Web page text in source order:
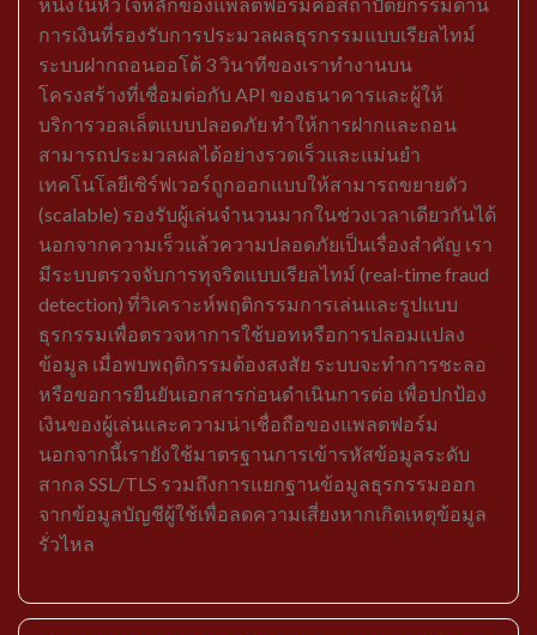
การเงินที่รองรับการประมวลผลธุรกรรมแบบเรียลไทม์
ระบบฝากถอนออโต้ 3 วินาทีของเราทำงานบน
โครงสร้างที่เชื่อมต่อกับ API ของธนาคารและผู้ให้
บริการวอลเล็ตแบบปลอดภัย ทำให้การฝากและถอน
สามารถประมวลผลได้อย่างรวดเร็วและแม่นยำ
เทคโนโลยีเซิร์ฟเวอร์ถูกออกแบบให้สามารถขยายตัว
(scalable) รองรับผู้เล่นจำนวนมากในช่วงเวลาเดียวกันได้
นอกจากความเร็วแล้วความปลอดภัยเป็นเรื่องสำคัญ เรา
มีระบบตรวจจับการทุจริตแบบเรียลไทม์ (real-time fraud
detection) ที่วิเคราะห์พฤติกรรมการเล่นและรูปแบบ
ธุรกรรมเพื่อตรวจหาการใช้บอทหรือการปลอมแปลง
ข้อมูล เมื่อพบพฤติกรรมต้องสงสัย ระบบจะทำการชะลอ
หรือขอการยืนยันเอกสารก่อนดำเนินการต่อ เพื่อปกป้อง
เงินของผู้เล่นและความน่าเชื่อถือของแพลตฟอร์ม
นอกจากนี้เรายังใช้มาตรฐานการเข้ารหัสข้อมูลระดับ
สากล SSL/TLS รวมถึงการแยกฐานข้อมูลธุรกรรมออก
จากข้อมูลบัญชีผู้ใช้เพื่อลดความเสี่ยงหากเกิดเหตุข้อมูล
รั่วไหล